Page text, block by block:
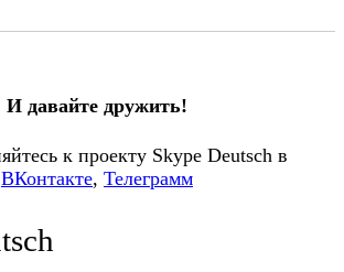
И давайте дружить!
к проекту Skype Deutsch в
ВКонтакте, Телеграмм